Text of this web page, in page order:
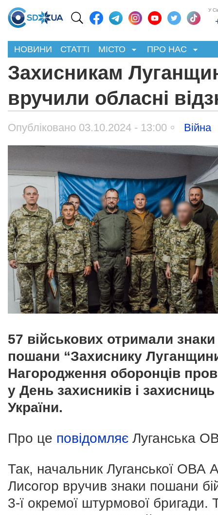
У
НОВИНИ СТАТТІ МІСТО ПРО НАС
Захисникам
вручили обласні
Опубліковано 03.10.2024 - 13:00 Війна
57 військових отримали знаки
пошани “Захиснику
Нагородження оборонців
у День захисників і захисниць
України.
Про це повідомляє Луганська
Так, начальник Луганської ОВА
Лисогор вручив знаки пошани
3-ї окремої штурмової бригади.